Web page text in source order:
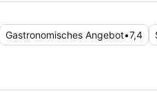
Gastronomisches Angebot•7,4